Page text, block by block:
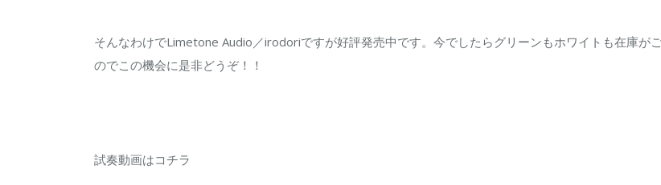
そんなわけでLimetone Audio／irodoriですが好評発売中です。今でしたらグリーンもホワイトも在庫が
のでこの機会に是非どうぞ！！
試奏動画はコチラ